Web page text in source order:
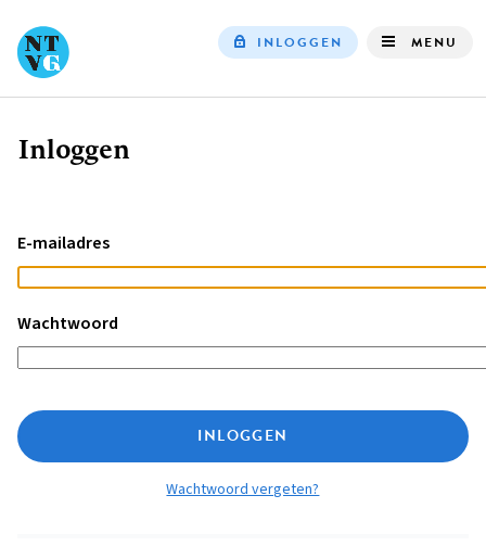
INLOGGEN MENU
Kruimelpad
Inloggen
E-mailadres
Wachtwoord
INLOGGEN
Wachtwoord vergeten?